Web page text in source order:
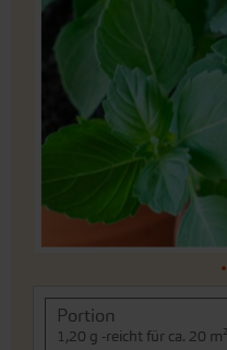
Portion
1,20 g -reicht für ca. 20 m²
der
Bildergalerie
An
Beginn